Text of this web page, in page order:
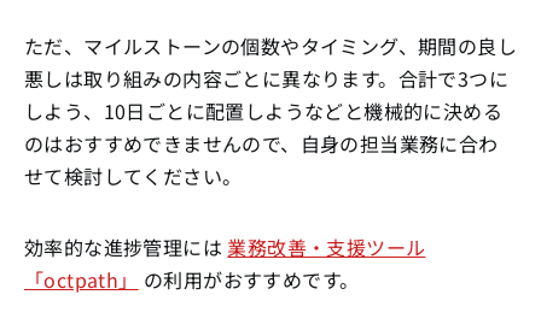
ただ、マイルストーンの個数やタイミング、期間の良し
悪しは取り組みの内容ごとに異なります。合計で3つに
しよう、10日ごとに配置しようなどと機械的に決める
のはおすすめできませんので、自身の担当業務に合わ
せて検討してください。
効率的な進捗管理には 業務改善・支援ツール
「octpath」
の利用がおすすめです。